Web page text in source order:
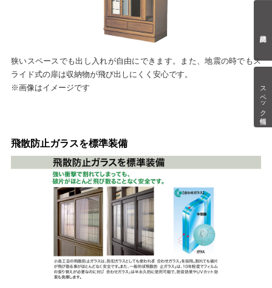
スペック情報
狭いスペースでも出し入れが自由にできます。また、地震の時でもス
ライド式の扉は収納物が飛び出しにくく安心です。
※画像はイメージです
飛散防止ガラスを標準装備